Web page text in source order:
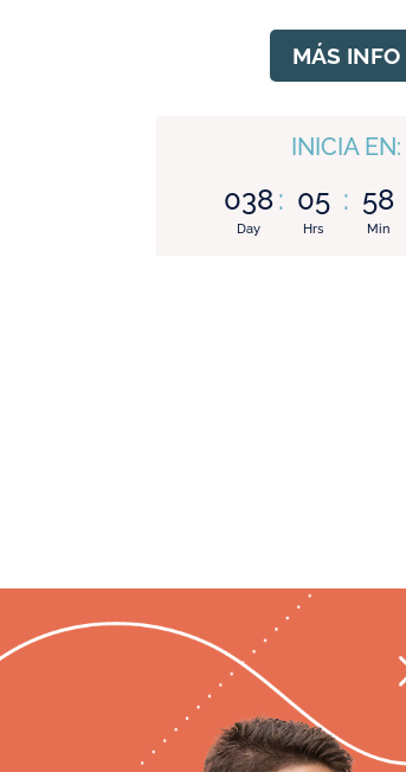
MÁS INFO
INICIA EN:
038
Day
: 05
Hrs
: 58
Min